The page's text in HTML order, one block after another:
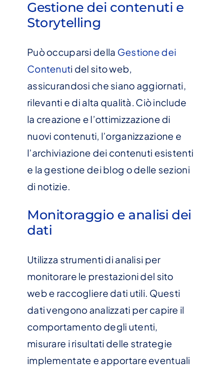
Gestione dei contenuti e
Storytelling
Può occuparsi della Gestione dei
Contenuti del sito web,
assicurandosi che siano aggiornati,
rilevanti e di alta qualità. Ciò include
la creazione e l’ottimizzazione di
nuovi contenuti, l’organizzazione e
l’archiviazione dei contenuti esistenti
e la gestione dei blog o delle sezioni
di notizie.
Monitoraggio e analisi dei
dati
Utilizza strumenti di analisi per
monitorare le prestazioni del sito
web e raccogliere dati utili. Questi
dati vengono analizzati per capire il
comportamento degli utenti,
misurare i risultati delle strategie
implementate e apportare eventuali